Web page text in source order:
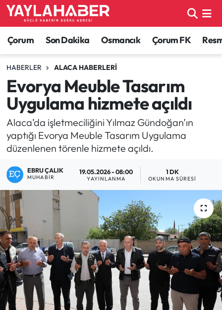
Çorum Son Dakika Osmancık Çorum FK
HABERLER ALACA HABERLERI
Evorya Meuble Tasarım
Uygulama hizmete açıldı
Alaca’da işletmeciliğini Yılmaz Gündoğan’ın
yaptığı Evorya Meuble Tasarım Uygulama
düzenlenen törenle hizmete açıldı.
EBRU ÇALIK
MUHABIR
19.05.2026 - 08:00
YAYINLANMA
1 DK
OKUNMA SÜRESI
Alaca Haberleri
Bayat Haberleri
Bilgi - Keşfet Haberleri
Bilim ve Teknoloji
Boğazkale Haberleri
Çorum Son Dakika Haberleri
Dodurga Haberleri
Eğitim
Ekonomi
Güncel
Çorum Nöbetçi Eczaneler
Çorum Hava Durumu
Çorum Namaz Vakitleri
Çorum Trafik Yoğunluk Haritası
TFF 1.Lig Puan Durumu ve Fikstür
Son Dakika Haberleri